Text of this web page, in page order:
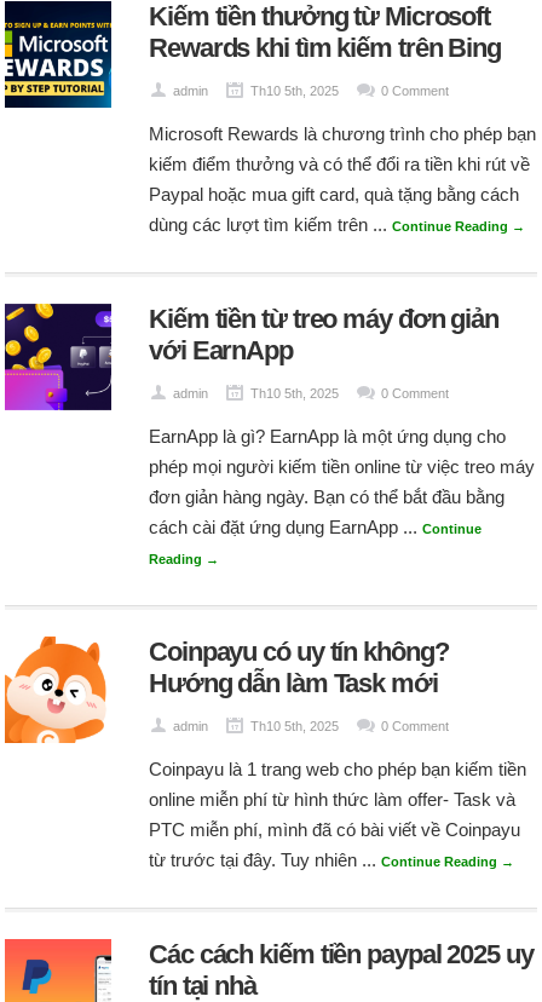
Kiếm tiền thưởng từ Microsoft
Rewards khi tìm kiếm trên Bing
admin Th10 5th, 2025 0 Comment
Microsoft Rewards là chương trình cho phép bạn
kiếm điểm thưởng và có thể đổi ra tiền khi rút về
Paypal hoặc mua gift card, quà tặng bằng cách
dùng các lượt tìm kiếm trên ... Continue Reading →
Kiếm tiền từ treo máy đơn giản
với EarnApp
admin Th10 5th, 2025 0 Comment
EarnApp là gì? EarnApp là một ứng dụng cho
phép mọi người kiếm tiền online từ việc treo máy
đơn giản hàng ngày. Bạn có thể bắt đầu bằng
cách cài đặt ứng dụng EarnApp ... Continue
Reading →
Coinpayu có uy tín không?
Hướng dẫn làm Task mới
admin Th10 5th, 2025 0 Comment
Coinpayu là 1 trang web cho phép bạn kiếm tiền
online miễn phí từ hình thức làm offer- Task và
PTC miễn phí, mình đã có bài viết về Coinpayu
từ trước tại đây. Tuy nhiên ... Continue Reading →
Các cách kiếm tiền paypal 2025 uy
tín tại nhà